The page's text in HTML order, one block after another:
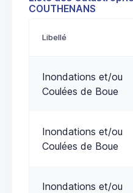
COUTHENANS
Libellé
Inondations et/ou
Coulées de Boue
Inondations et/ou
Coulées de Boue
Inondations et/ou